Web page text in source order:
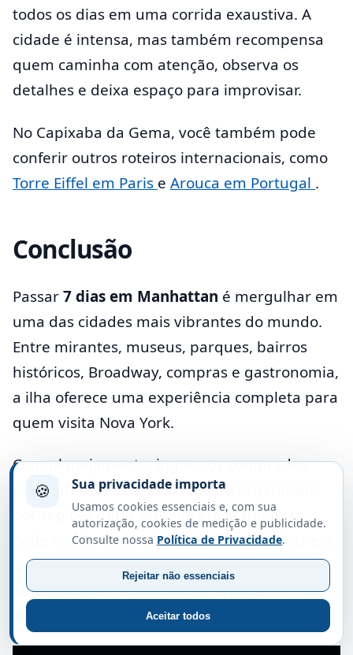
todos os dias em uma corrida exaustiva. A
cidade é intensa, mas também recompensa
quem caminha com atenção, observa os
detalhes e deixa espaço para improvisar.
No Capixaba da Gema, você também pode
conferir outros roteiros internacionais, como
Torre Eiffel em Paris e Arouca em Portugal .
Conclusão
Passar7 dias em Manhattan é mergulhar em
uma das cidades mais vibrantes do mundo.
Entre mirantes, museus, parques, bairros
históricos, Broadway, compras e gastronomia,
a ilha oferece uma experiência completa para
quem visita Nova York.
Com planejamento, ingressos comprados
com antecedência e um roteiro organizado
por regiões, uma semana em Manhattan
pode render uma viagem inesquecível, cheia
de imagens, sons e momentos que explicam
por que Nova York continua fascinando
viajantes do mundo inteiro.
🍪 Sua privacidade importa
Usamos cookies essenciais e, com sua
autorização, cookies de medição e publicidade.
Consulte nossa Política de Privacidade.
Aceitar todos
Rejeitar não essenciais